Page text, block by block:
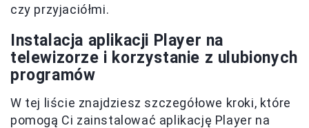
czy przyjaciółmi.
Instalacja aplikacji Player na
telewizorze i korzystanie z ulubionych
programów
W tej liście znajdziesz szczegółowe kroki, które
pomogą Ci zainstalować aplikację Player na